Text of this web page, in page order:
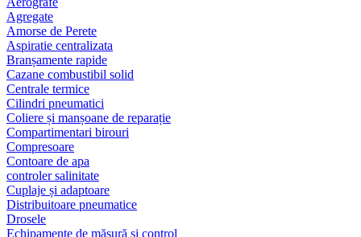
Agregate
Amorse de Perete
Aspiratie centralizata
Branșamente rapide
Cazane combustibil solid
Centrale termice
Cilindri pneumatici
Coliere și manșoane de reparație
Compartimentari birouri
Compresoare
Contoare de apa
controler salinitate
Cuplaje și adaptoare
Distribuitoare pneumatice
Drosele
Echipamente de măsură și control